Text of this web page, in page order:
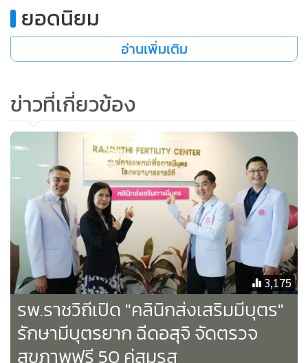
รองรับความต้องการที่ยังมีอยู่อีกมาก โดยล่าสุดได้ร่วมกับบริษัท
โรงพยาบาลวัฒนแพทย์ตรัง จำกัด (มหาชน) หรือ WPH เพื่อ
ลงทุนประกอบธุรกิจโรงพยาบาลคูน อ่าวนาง ซึ่งเป็นโรงพยาบาล
ทำให้มั่นใจแนวโน้มรายได้ปีนี้จะเติบโตไม่ต่ำกว่า 10% เมื่อเทียบ
ปีที่ผ่านมา
“ภาพรวมธุรกิจไตรมาส 3/2566 ของโรงพยาบาลถือว่าคึกคัก
มาก เนื่องจากเป็นช่วงสู่ช่วงไฮซีซันของธุรกิจ Health Care และมี
โรคระบาดจากไข้หวัดใหญ่เนื่องจากเป็นช่วงฤดูฝน ทำให้มี
จำนวนผู้ป่วยและมีผู้เข้ารับการรักษาเพิ่มขึ้นอย่างมีนัยสำคัญ
ส่วนบริการทางการแพทย์ด้านต่างๆ ในโรงพยาบาลยังมีผู้เข้ารับ
บริการอย่างต่อเนื่อง และโรงพยาบาลคูนช่วยหนุน ทำให้ภาพ
รวมของผลการดำเนินงานเติบโตได้อย่างแข็งแกร่ง ตามที่ตั้งเป้า
ไว้” นายแพทย์อำนาจ กล่าว
ยอดนิยม
อ่านเพิ่มเติม
ข่าวที่เกี่ยวข้อง
3,175
รพ.ราชวิถีเปิด "คลินิกส่งเสริมมีบุตร"
รักษามีบุตรยาก ฉีดอสุจิ จัดตรวจ
สุขภาพฟรี 50 คู่สมรส